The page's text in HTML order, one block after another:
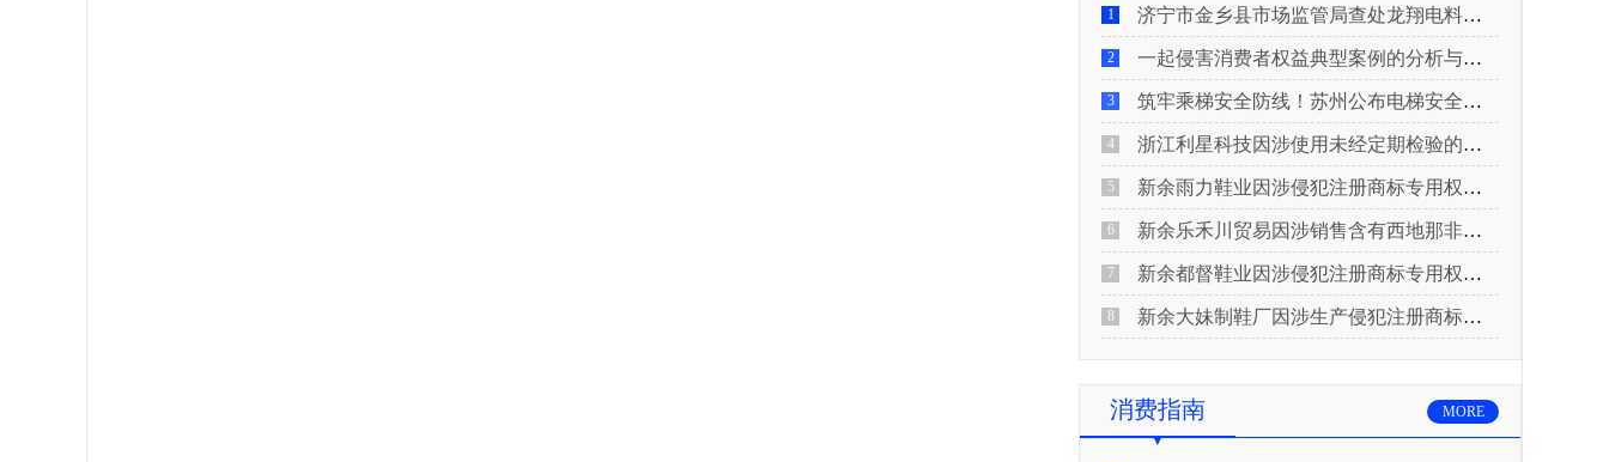
1 济宁市金乡县市场监管局查处龙翔电料批发部非法销售电线电缆案
2 一起侵害消费者权益典型案例的分析与启示
3 筑牢乘梯安全防线！苏州公布电梯安全领域典型案例
4 浙江利星科技因涉使用未经定期检验的压力管道被查
5 新余雨力鞋业因涉侵犯注册商标专用权被查
6 新余乐禾川贸易因涉销售含有西地那非的保健食品被查
7 新余都督鞋业因涉侵犯注册商标专用权被查
8 新余大妹制鞋厂因涉生产侵犯注册商标专用权的产品被查
消费指南 MORE